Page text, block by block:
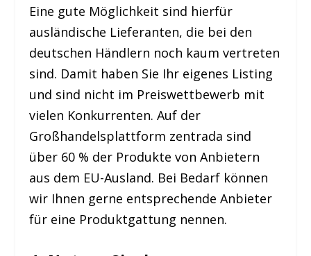
Eine gute Möglichkeit sind hierfür
ausländische Lieferanten, die bei den
deutschen Händlern noch kaum vertreten
sind. Damit haben Sie Ihr eigenes Listing
und sind nicht im Preiswettbewerb mit
vielen Konkurrenten. Auf der
Großhandelsplattform zentrada sind
über 60 % der Produkte von Anbietern
aus dem EU-Ausland. Bei Bedarf können
wir Ihnen gerne entsprechende Anbieter
für eine Produktgattung nennen.